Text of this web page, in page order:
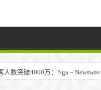
数突破4000万：Nga – Newswav